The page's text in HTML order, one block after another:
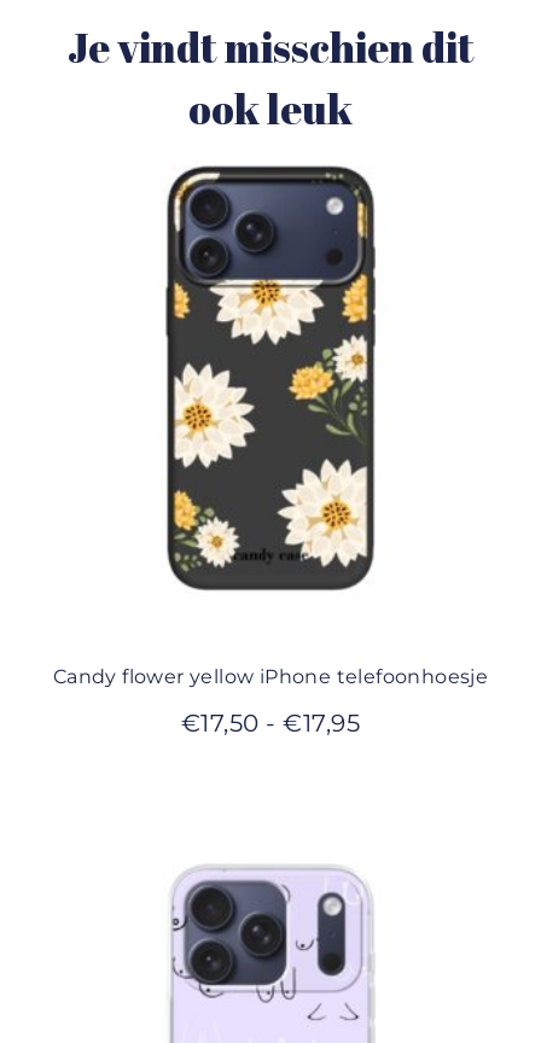
Je vindt misschien dit
ook leuk
Candy flower yellow iPhone telefoonhoesje
€17,50 - €17,95